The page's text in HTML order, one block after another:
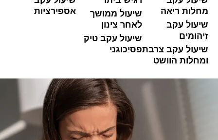
מחלות ריאה
שיעול עקב
זיהומים
שיעול עקב צרבת
ומחלות הוושט
שיעול ממושך
לאחר צינון
שיעול עקב טיק
פסיכוגני
אספירציות